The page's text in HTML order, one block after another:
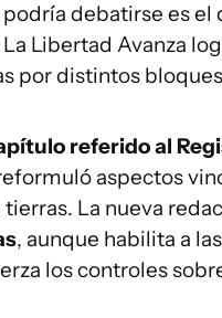
debatirse es
Libertad Avanza
por distintos
referido al
aspectos
La nueva
, aunque habilita a
los controles